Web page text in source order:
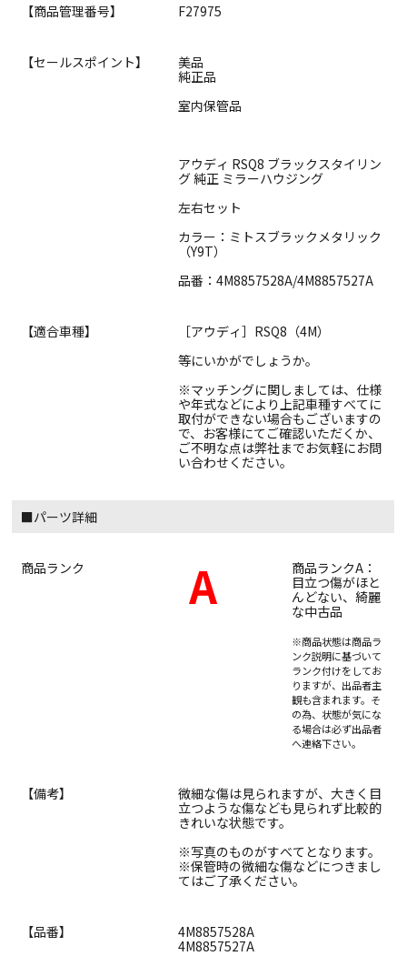
【商品管理番号】 F27975
【セールスポイント】
美品
純正品
室内保管品
アウディ RSQ8 ブラックスタイリン
グ 純正 ミラーハウジング
左右セット
カラー：ミトスブラックメタリック
（Y9T）
品番：4M8857528A/4M8857527A
【適合車種】
［アウディ］RSQ8（4M）
等にいかがでしょうか。
※マッチングに関しましては、仕様
や年式などにより上記車種すべてに
取付ができない場合もございますの
で、お客様にてご確認いただくか、
ご不明な点は弊社までお気軽にお問
い合わせください。
■パーツ詳細
商品ランク A
商品ランクA：
目立つ傷がほと
んどない、綺麗
な中古品
※商品状態は商品ラ
ンク説明に基づいて
ランク付けをしてお
りますが、出品者主
観も含まれます。そ
の為、状態が気にな
る場合は必ず出品者
へ連絡下さい。
【備考】
微細な傷は見られますが、大きく目
立つような傷なども見られず比較的
きれいな状態です。
※写真のものがすべてとなります。
※保管時の微細な傷などにつきまし
てはご了承ください。
【品番】
4M8857528A
4M8857527A